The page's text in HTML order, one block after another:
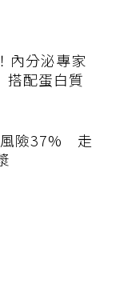
內分泌專家
搭配蛋白質
風險37% 走